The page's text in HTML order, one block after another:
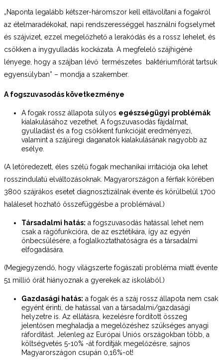
„Naponta legalább kétszer-háromszor kell eltávolítani a fogakról
az ételmaradékokat, napi rendszerességgel használni fogselymet
és szájvizet, ezzel megelőzhető a lerakódás és a rossz lehelet, és
csökken a ínygyulladás kockázata. A megfelelő szájhigéné
lényege, hogy a szájban lévő természetes baktériumflórát tartsuk
egyensúlyban” – mondja a szakember.
A fogszuvasodás következménye
A fogak rossz állapota súlyos egészségügyi problémák
kialakulásához vezethet. A fogszuvasodás fájdalmat,
gyulladást és a fog csökkent funkcióját eredményezi,
valamint a szájüregi daganatok kialakulásának nagyobb az
esélye.
(A letöredezett, éles szélű fogak mechanikai irritációja oka lehet
rosszindulatú elváltozásoknak. Magyarországon a férfiak körében
3800 szájrákos esetet diagnosztizálnak évente és körülbelül 1700
haláleset hozható összefüggésbe a problémával.)
Társadalmi hatás: a fogszuvasodás hatással lehet nem
csak a rágófunkcióra, de az esztétikára, így az egyén
önbecsülésére, a foglalkoztathatóságra és a társadalmi
elfogadására.
(Megjegyzendő, hogy világszerte fogászati probléma miatt évente
51 millió órát hiányoznak a gyerekek az iskolából.)
Gazdasági hatás: a fogak és a száj rossz állapota nem csak
egyént érinti, de hatással van a társadalmi/gazdasági
helyzetre is. Az ellátásra, kezelésre fordított összeg
jelentősen meghaladja a megelőzéshez szükséges anyagi
ráfordítást. Jelenleg az Európai Uniós országokban több, a
költségvetés 5-10% -át fordítják megelőzésre, sajnos
Magyarországon csupán 0,16%-ot!